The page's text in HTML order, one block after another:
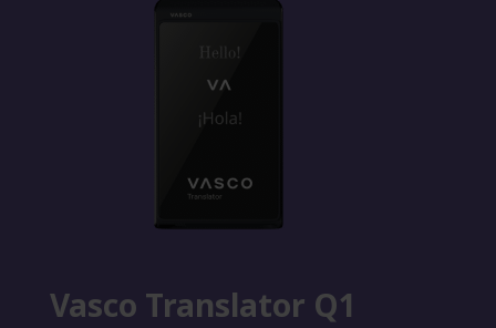
Vasco Translator Q1